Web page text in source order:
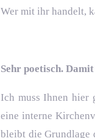
Wer mit ihr handelt,
Sehr poetisch.
Ich muss Ihnen hier
eine interne
bleibt die Grundlage